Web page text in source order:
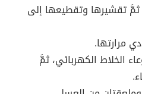
ثمَّ تقشيرها وتقطيعها إلى
مرارتها.
الخلاط الكهربائي، ثمَّ